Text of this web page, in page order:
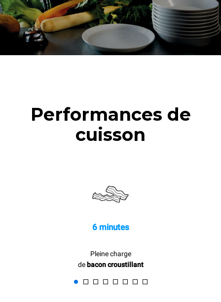
Performances de
cuisson
6 minutes
Pleine charge
debacon croustillant